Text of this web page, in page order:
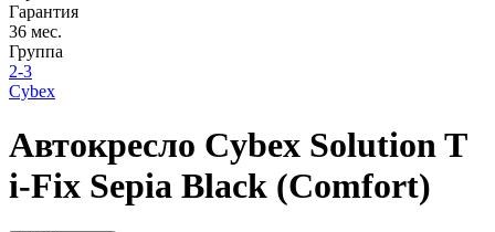
Гарантия
36 мес.
Группа
2-3
Cybex
Автокресло Cybex Solution T
i-Fix Sepia Black (Comfort)